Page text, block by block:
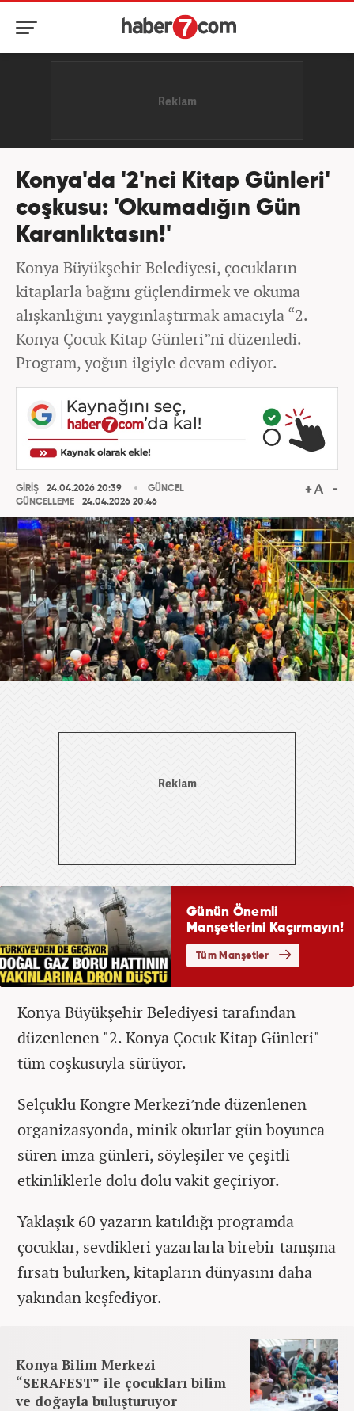
Konya'da '2'nci Kitap Günleri'
coşkusu: 'Okumadığın Gün
Karanlıktasın!'
Konya Büyükşehir Belediyesi, çocukların
kitaplarla bağını güçlendirmek ve okuma
alışkanlığını yaygınlaştırmak amacıyla “2.
Konya Çocuk Kitap Günleri”ni düzenledi.
Program, yoğun ilgiyle devam ediyor.
GİRİŞ
24.04.2026 20:39
GÜNCELLEME
24.04.2026 20:46
GÜNCEL
Konya Büyükşehir Belediyesi tarafından
düzenlenen "2. Konya Çocuk Kitap Günleri"
tüm coşkusuyla sürüyor.
Selçuklu Kongre Merkezi’nde düzenlenen
organizasyonda, minik okurlar gün boyunca
süren imza günleri, söyleşiler ve çeşitli
etkinliklerle dolu dolu vakit geçiriyor.
Yaklaşık 60 yazarın katıldığı programda
çocuklar, sevdikleri yazarlarla birebir tanışma
fırsatı bulurken, kitapların dünyasını daha
yakından keşfediyor.
Konya Bilim Merkezi
“SERAFEST” ile çocukları bilim
ve doğayla buluşturuyor